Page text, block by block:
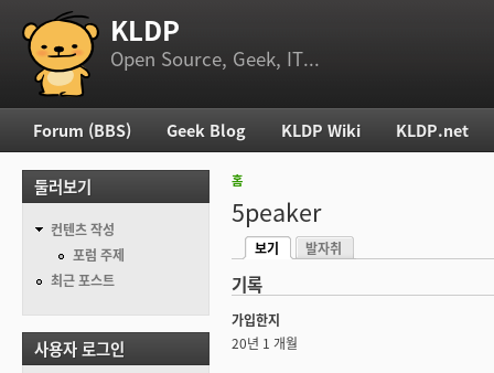
부 메뉴 KLDP
Open Source, Geek, IT...
현재 위치
홈
5peaker
기본탭
보기
발자취
기록
가입한지
20년 1 개월
주 메뉴
Forum (BBS) Geek Blog KLDP Wiki KLDP.net
둘러보기
컨텐츠 작성
포럼 주제
최근 포스트
사용자 로그인